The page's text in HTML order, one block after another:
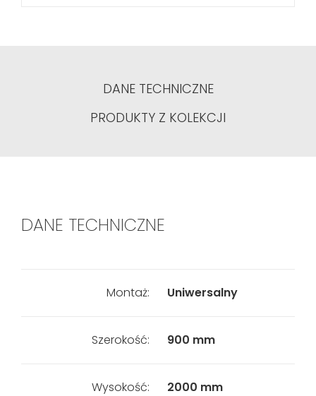
DANE TECHNICZNE
PRODUKTY Z KOLEKCJI
DANE TECHNICZNE
Montaż: Uniwersalny
Szerokość: 900 mm
Wysokość: 2000 mm